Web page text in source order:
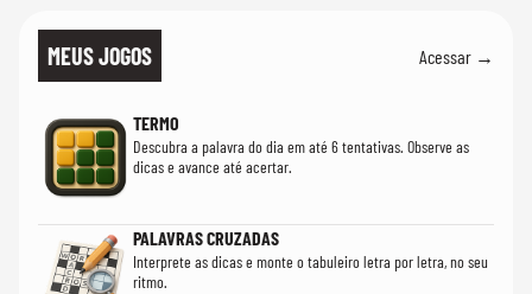
MEUS JOGOS Acessar →
TERMO
Descubra a palavra do dia em até 6 tentativas. Observe as
dicas e avance até acertar.
PALAVRAS CRUZADAS
Interprete as dicas e monte o tabuleiro letra por letra, no seu
ritmo.